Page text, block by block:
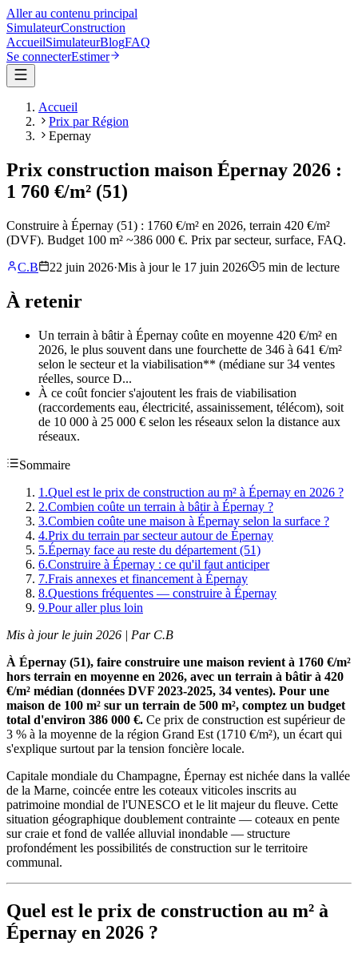
Aller au contenu principal
SimulateurConstruction
AccueilSimulateurBlogFAQ
Se connecterEstimer
Accueil
Prix par Région
Epernay
Prix construction maison Épernay 2026 :
1 760 €/m² (51)
Construire à Épernay (51) : 1760 €/m² en 2026, terrain 420 €/m²
(DVF). Budget 100 m² ~386 000 €. Prix par secteur, surface, FAQ.
C.B
22 juin 2026·Mis à jour le 17 juin 2026 5 min de lecture
À retenir
Un terrain à bâtir à Épernay coûte en moyenne 420 €/m² en
2026, le plus souvent dans une fourchette de 346 à 641 €/m²
selon le secteur et la viabilisation** (médiane sur 34 ventes
réelles, source D...
À ce coût foncier s'ajoutent les frais de viabilisation
(raccordements eau, électricité, assainissement, télécom), soit
de 10 000 à 25 000 € selon les réseaux selon la distance aux
réseaux.
Sommaire
1 .Quel est le prix de construction au m² à Épernay en 2026 ?
2.Combien coûte un terrain à bâtir à Épernay ?
3.Combien coûte une maison à Épernay selon la surface ?
4.Prix du terrain par secteur autour de Épernay
5.Épernay face au reste du département (51)
6.Construire à Épernay : ce qu'il faut anticiper
7.Frais annexes et financement à Épernay
8.Questions fréquentes — construire à Épernay
9.Pour aller plus loin
Mis à jour le juin 2026 | Par C.B
À Épernay (51), faire construire une maison revient à 1760 €/m²
hors terrain en moyenne en 2026, avec un terrain à bâtir à 420
€/m² médian (données DVF 2023-2025, 34 ventes). Pour une
maison de 100 m² sur un terrain de 500 m², comptez un budget
total d'environ 386 000 €. Ce prix de construction est supérieur de
3 % à la moyenne de la région Grand Est (1710 €/m²), un écart qui
s'explique surtout par la tension foncière locale.
Capitale mondiale du Champagne, Épernay est nichée dans la vallée
de la Marne, coincée entre les coteaux viticoles inscrits au
patrimoine mondial de l'UNESCO et le lit majeur du fleuve. Cette
situation géographique doublement contrainte — coteaux en pente
sur craie et fond de vallée alluvial inondable — structure
profondément les possibilités de construction sur le territoire
communal.
Quel est le prix de construction au m² à
Épernay en 2026 ?